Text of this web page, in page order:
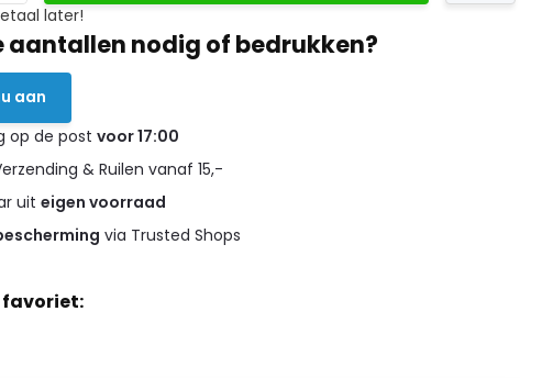
later!
aantallen nodig of bedrukken?
aan
op de postvoor 17:00
& Ruilen vanaf 15,-
uiteigen voorraad
via Trusted Shops
favoriet: